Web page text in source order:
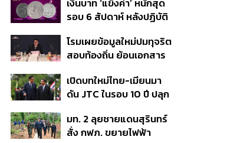
เงินบาท ‘แข็งค่า’ หนักสุด
รอบ 6 สัปดาห์ หลังปฏิบัติ
สหรัฐฯ-ญี่ปุ่น Standard
Chartered เปิดเป้าสิ้นปีนี้
ต่อดอลลาร์
โรมเผยข้อมูลใหม่ปมทุจริต
สอบท้องถิ่น ย้อนเอกสาร
อนุทิน จ่อสอบต่อเอี่ยว
ตัดตอน ม.บูรพา หรือไม่
เปิดบทใหม่ไทย-เมียนมา
ดัน JTC ในรอบ 10 ปี ปลุก
ชายแดน ท่าเรือน้ำลึก
ทวาย
มท. 2 ลุยชายแดนสุรินทร์
สั่ง กฟภ. ขยายไฟฟ้า